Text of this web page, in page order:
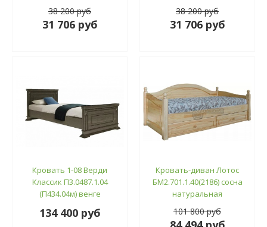
38 200 руб
31 706 руб
38 200 руб
31 706 руб
Кровать 1-08 Верди
Классик П3.0487.1.04
(П434.04м) венге
134 400 руб
Кровать-диван Лотос
БМ2.701.1.40(2186) сосна
натуральная
101 800 руб